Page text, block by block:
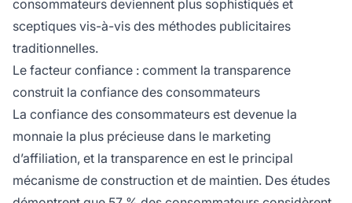
consommateurs deviennent plus sophistiqués et
sceptiques vis-à-vis des méthodes publicitaires
traditionnelles.
Le facteur confiance : comment la transparence
construit la confiance des consommateurs
La confiance des consommateurs est devenue la
monnaie la plus précieuse dans le marketing
d’affiliation, et la transparence en est le principal
mécanisme de construction et de maintien. Des études